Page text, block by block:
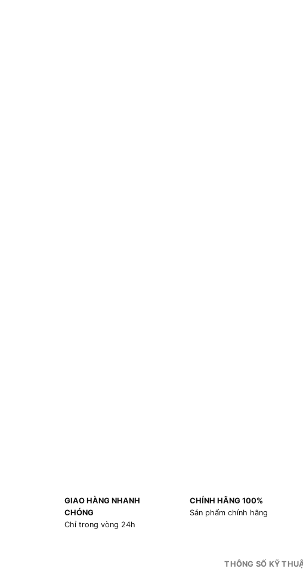
GIAO HÀNG NHANH
CHÓNG
Chỉ trong vòng 24h
CHÍNH HÃNG 100%
Sản phẩm chính hãng
THÔNG SỐ KỸ